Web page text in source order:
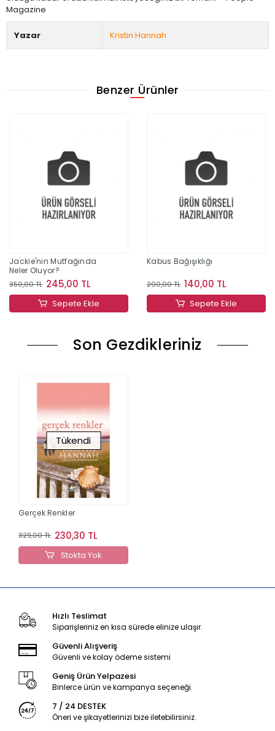
Magazine
Yazar Kristin Hannah
Benzer Ürünler
Jackie'nin Mutfağında
Neler Oluyor?
350,00 TL 245,00 TL
Sepete Ekle
Kabus Bağışıklığı
200,00 TL 140,00 TL
Sepete Ekle
Son Gezdikleriniz
Tükendi
Gerçek Renkler
329,00 TL 230,30 TL
Stokta Yok
Hızlı Teslimat
Siparişleriniz en kısa sürede elinize ulaşır.
Güvenli Alışveriş
Güvenli ve kolay ödeme sistemi
Geniş Ürün Yelpazesi
Binlerce ürün ve kampanya seçeneği
7 / 24 DESTEK
Öneri ve şikayetlerinizi bize iletebilirsiniz.